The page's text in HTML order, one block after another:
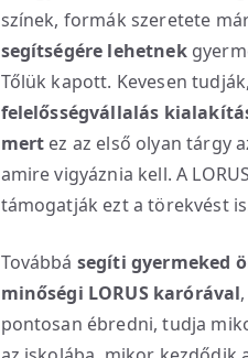
színek, formák szeretete
segítségére lehetnek
Tőlük kapott. Kevesen
felelősségvállalás
mert ez az első olyan tárgy
amire vigyáznia kell. A
támogatják ezt a törekvést
Továbbá segíti gyermeked
minőségi LORUS karórával
pontosan ébredni, tudja